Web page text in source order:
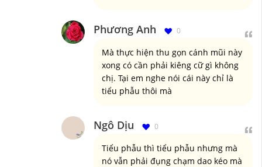
Phương Anh 0
Mà thực hiện thu gọn cánh mũi này
xong có cần phải kiêng cữ gì không
chị. Tại em nghe nói cái này chỉ là
tiểu phẫu thôi mà
Ngô Dịu 0
Tiểu phẫu thì tiểu phẫu nhưng mà
nó vẫn phải đụng chạm dao kéo mà